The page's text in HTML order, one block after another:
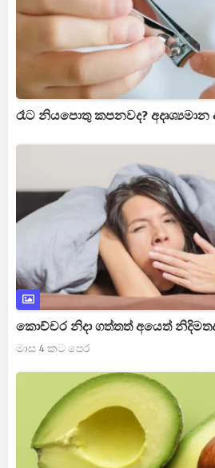
රෑට නියපොතු කපනවද?
කොච්චර නිදා ගත්තත් අයෙත්
මාස 4 කට පෙර